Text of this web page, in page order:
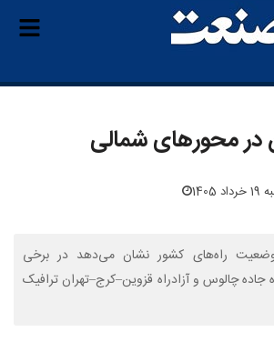
در محورهای شمالی
راه‌های کشور نشان می‌دهد در برخی
جاده چالوس و آزادراه قزوین–کرج–تهران ترافیک